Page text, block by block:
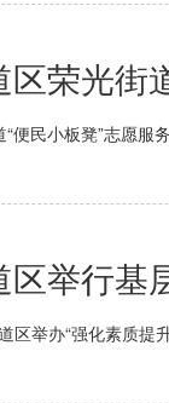
区荣光街
民小板凳”志愿服
区举行基
区举办“强化素质提